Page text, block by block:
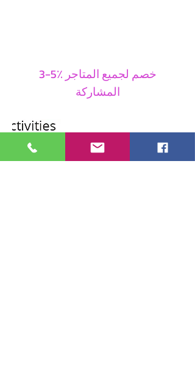
3-5٪ خصم لجميع المتاجر
المشاركة